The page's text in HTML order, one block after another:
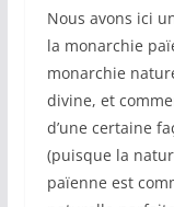
Nous avons ici
la monarchie
monarchie
divine, et
d’une certaine
(puisque la
païenne est